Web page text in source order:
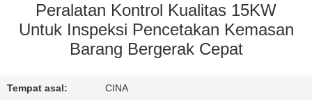
KONTROL
KUALITAS
HUBUNGI
Peralatan Kontrol Kualitas 15KW
Untuk Inspeksi Pencetakan Kemasan
Barang Bergerak Cepat
Tempat asal: CINA